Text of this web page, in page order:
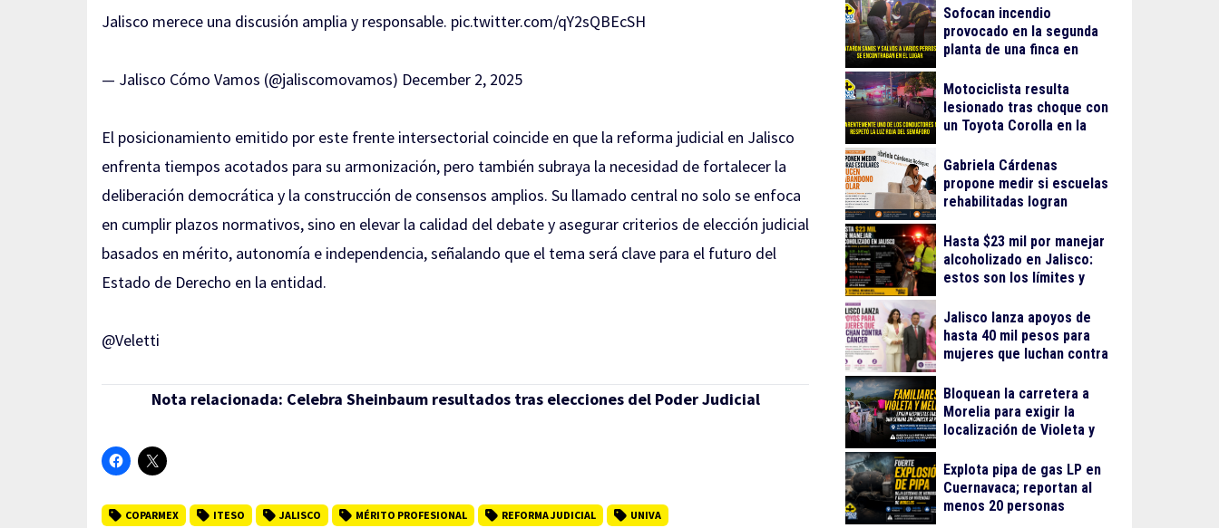
Jalisco merece una discusión amplia y responsable. pic.twitter.com/qY2sQBEcSH
— Jalisco Cómo Vamos (@jaliscomovamos) December 2, 2025
El posicionamiento emitido por este frente intersectorial coincide en que la reforma judicial en Jalisco
enfrenta tiempos acotados para su armonización, pero también subraya la necesidad de fortalecer la
deliberación democrática y la construcción de consensos amplios. Su llamado central no solo se enfoca
en cumplir plazos normativos, sino en elevar la calidad del debate y asegurar criterios de elección judicial
basados en mérito, autonomía e independencia, señalando que el tema será clave para el futuro del
Estado de Derecho en la entidad.
@Veletti
Nota relacionada: Celebra Sheinbaum resultados tras elecciones del Poder Judicial
COPARMEX ITESO JALISCO MÉRITO PROFESIONAL REFORMA JUDICIAL UNIVA
Ayotzinapa
Sofocan incendio
provocado en la segunda
planta de una finca en
Motociclista resulta
lesionado tras choque con
un Toyota Corolla en la
Gabriela Cárdenas
propone medir si escuelas
rehabilitadas logran
escolar
Hasta $23 mil por manejar
alcoholizado en Jalisco:
estos son los límites y
Jalisco lanza apoyos de
hasta 40 mil pesos para
mujeres que luchan contra
Bloquean la carretera a
Morelia para exigir la
localización de Violeta y
Explota pipa de gas LP en
Cuernavaca; reportan al
menos 20 personas